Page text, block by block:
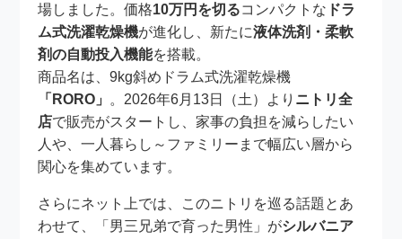
場しました。価格10万円を切るコンパクトな ドラ
ム式洗濯乾燥機が進化し、新たに液体洗剤・柔軟
剤の自動投入機能を搭載。
商品名は、9kg斜めドラム式洗濯乾燥機
「RORO」 。2026年6月13日（土）より ニトリ全
店で販売がスタートし、家事の負担を減らしたい
人や、一人暮らし～ファミリーまで幅広い層から
関心を集めています。
さらにネット上では、このニトリを巡る話題とあ
わせて、「男三兄弟で育った男性」がシルバニア